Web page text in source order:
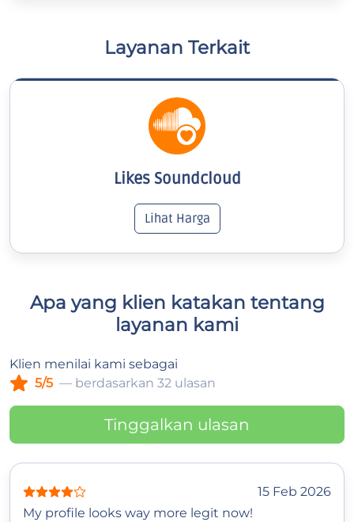
Layanan Terkait
Likes Soundcloud
Lihat Harga
Apa yang klien katakan tentang
layanan kami
Klien menilai kami sebagai
5/5 — berdasarkan 32 ulasan
Tinggalkan ulasan
15 Feb 2026
My profile looks way more legit now!